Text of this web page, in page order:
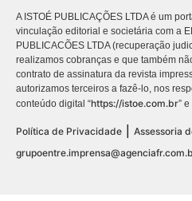
A ISTOÉ PUBLICAÇÕES LTDA é um
vinculação editorial e societária com a
PUBLICACÕES LTDA (recuperação
realizamos cobranças e que também
contrato de assinatura da revista
autorizamos terceiros a fazê-lo, nos
conteúdo digital “https://istoe.com.br”
Política de Privacidade
Assessoria